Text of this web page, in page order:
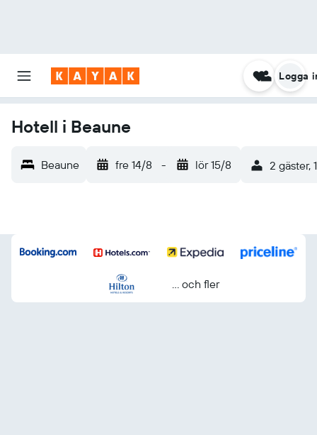
Logga
Hotell i Beaune
Beaune fre 14/8 - lör 15/8 2 gäster,
... och fler